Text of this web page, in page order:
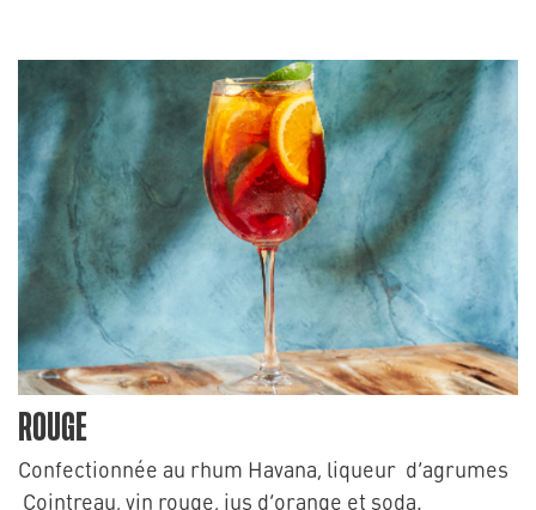
ROUGE
Confectionnée au rhum Havana, liqueur d’agrumes
Cointreau, vin rouge, jus d’orange et soda.